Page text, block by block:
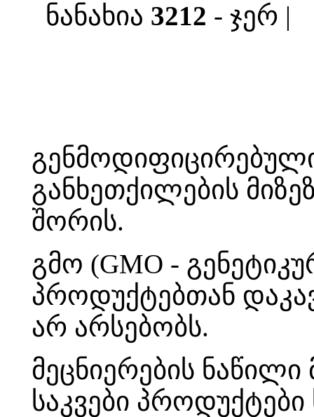
ნანახია 3212 - ჯერ |
განხეთქილების
შორის.
გმო (GMO -
პროდუქტებთან
არ არსებობს.
მეცნიერების
საკვები